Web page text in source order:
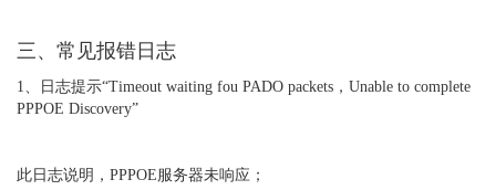
三、常见报错日志
1、日志提示“Timeout waiting fou PADO packets，Unable to complete
PPPOE Discovery”
此日志说明，PPPOE服务器未响应；